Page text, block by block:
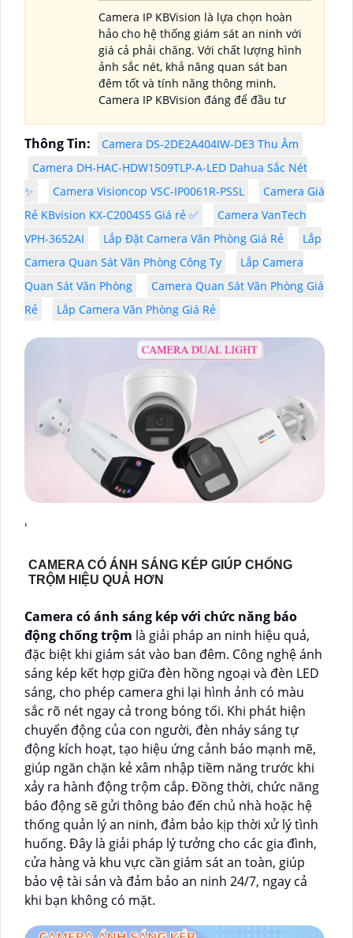
Camera IP KBVision là lựa chọn hoàn
hảo cho hệ thống giám sát an ninh với
giá cả phải chăng. Với chất lượng hình
ảnh sắc nét, khả năng quan sát ban
đêm tốt và tính năng thông minh,
Camera IP KBVision đáng để đầu tư
Thông Tin:
Camera DS-2DE2A404IW-DE3 Thu Âm
Camera DH-HAC-HDW1509TLP-A-LED Dahua Sắc Nét
✨
Camera Visioncop VSC-IP0061R-PSSL
Camera Giá
Rẻ KBvision KX-C2004S5 Giá rẻ ✅
Camera VanTech
VPH-3652AI
Lắp Đặt Camera Văn Phòng Giá Rẻ
Lắp
Camera Quan Sát Văn Phòng Công Ty
Lắp Camera
Quan Sát Văn Phòng
Camera Quan Sát Văn Phòng Giá
Rẻ
Lắp Camera Văn Phòng Giá Rẻ
'
CAMERA CÓ ÁNH SÁNG KÉP GIÚP CHỐNG
TRỘM HIỆU QUẢ HƠN
Camera có ánh sáng kép với chức năng báo
động chống trộm là giải pháp an ninh hiệu quả,
đặc biệt khi giám sát vào ban đêm. Công nghệ ánh
sáng kép kết hợp giữa đèn hồng ngoại và đèn LED
sáng, cho phép camera ghi lại hình ảnh có màu
sắc rõ nét ngay cả trong bóng tối. Khi phát hiện
chuyển động của con người, đèn nháy sáng tự
động kích hoạt, tạo hiệu ứng cảnh báo mạnh mẽ,
giúp ngăn chặn kẻ xâm nhập tiềm năng trước khi
xảy ra hành động trộm cắp. Đồng thời, chức năng
báo động sẽ gửi thông báo đến chủ nhà hoặc hệ
thống quản lý an ninh, đảm bảo kịp thời xử lý tình
huống. Đây là giải pháp lý tưởng cho các gia đình,
cửa hàng và khu vực cần giám sát an toàn, giúp
bảo vệ tài sản và đảm bảo an ninh 24/7, ngay cả
khi bạn không có mặt.